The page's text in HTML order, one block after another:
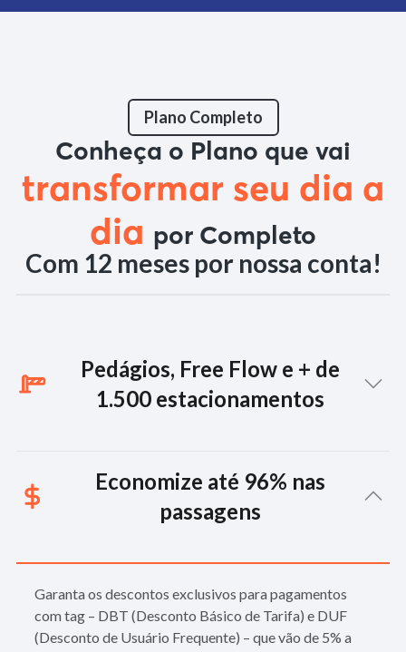
Plano Completo
Conheça o Plano que vai
transformar seu dia a
dia por Completo
Com 12 meses por nossa conta!
Pedágios, Free Flow e + de
1.500 estacionamentos
as rodovias pedagiadas do Brasil, em todos os pórticos do
Free Flow e em mais de 1.500 estacionamentos com e sem
cancela, como shoppings, aeroportos, hospitais e
Economize até 96% nas
passagens
Garanta os descontos exclusivos para pagamentos
com tag – DBT (Desconto Básico de Tarifa) e DUF
(Desconto de Usuário Frequente) – que vão de 5% a